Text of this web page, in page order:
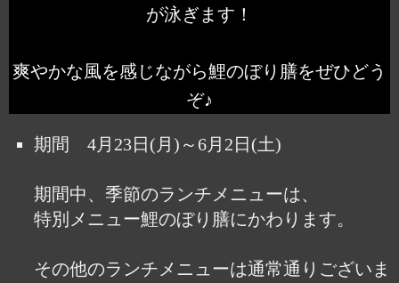
が泳ぎます！
爽やかな風を感じながら鯉のぼり膳をぜひどう
ぞ♪
期間 4月23日(月)～6月2日(土)
期間中、季節のランチメニューは、
特別メニュー鯉のぼり膳にかわります。
その他のランチメニューは通常通りございま